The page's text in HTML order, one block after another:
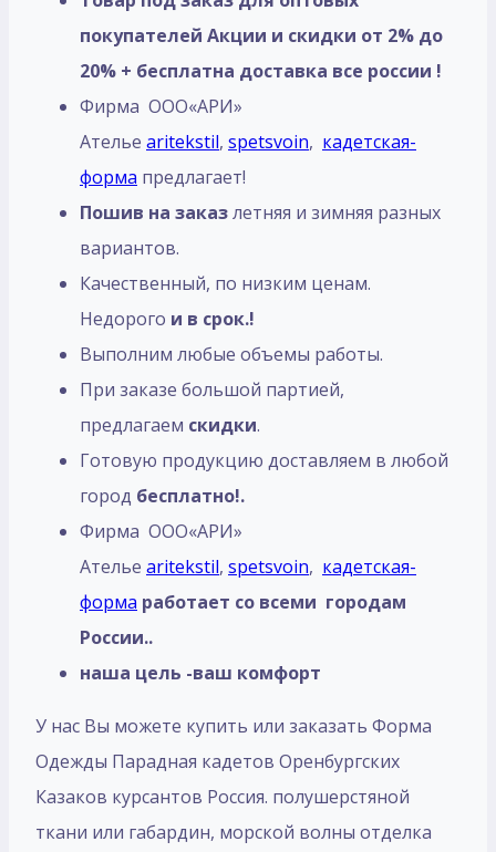
покупателей Акции и скидки от 2% до
20% + бесплатна доставка все россии !
Фирма ООО«АРИ»
Ателье aritekstil, spetsvoin, кадетская-
форма предлагает!
Пошив на заказлетняя и зимняя разных
вариантов.
Качественный, по низким ценам.
Недорого и в срок.!
Выполним любые объемы работы.
При заказе большой партией,
предлагаем скидки.
Готовую продукцию доставляем в любой
город бесплатно!.
Фирма ООО«АРИ»
Ателье aritekstil, spetsvoin, кадетская-
форма работает со всеми городам
России..
наша цель -ваш комфорт
У нас Вы можете купить или заказать Форма
Одежды Парадная кадетов Оренбургских
Казаков курсантов Россия. полушерстяной
ткани или габардин, морской волны отделка